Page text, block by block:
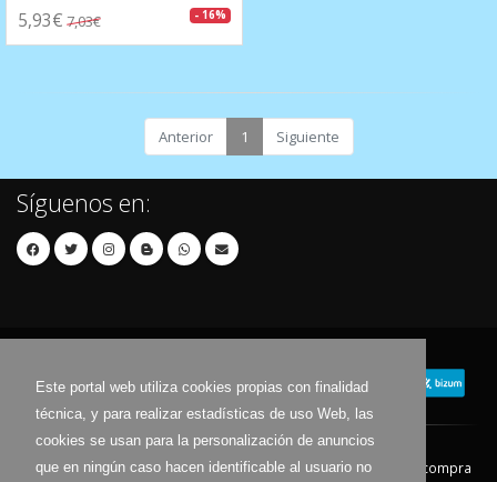
Este portal web utiliza cookies propias con finalidad
técnica, y para realizar estadísticas de uso Web, las
cookies se usan para la personalización de anuncios
que en ningún caso hacen identificable al usuario no
5,93€ 7,03€ - 16%
Anterior 1 Siguiente
Síguenos en:
Contacto Aviso Legal Condiciones de compra